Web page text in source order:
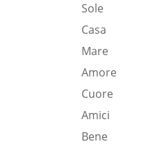
Sole
Casa
Mare
Amore
Cuore
Amici
Bene